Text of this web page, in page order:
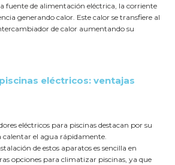
fuente de alimentación eléctrica, la corriente
generando calor. Este calor se transfiere al
de calor aumentando su
eléctricos: ventajas
eléctricos para piscinas destacan por su
calentar el agua rápidamente.
de estos aparatos es sencilla en
opciones para climatizar piscinas, ya que